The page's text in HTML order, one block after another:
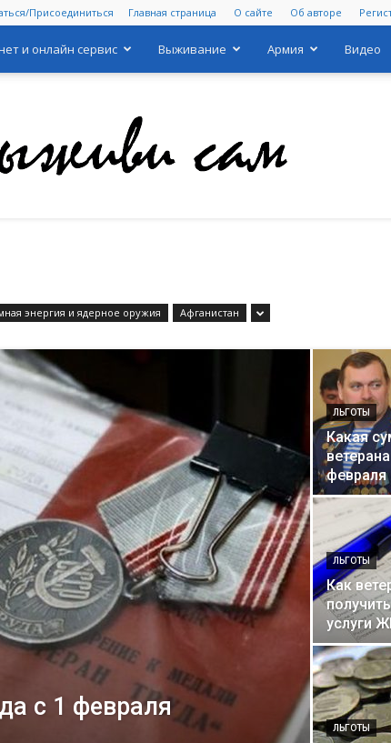
Присоединиться Главная страница О сайте Об авторе
и онлайн сервис Выживание Армия Видео
сам
энергия и ядерное оружия Афганистан
с 1 февраля
ЛЬГОТЫ
Какая
февраля
ЛЬГОТЫ
Как
услуги
ЛЬГОТЫ